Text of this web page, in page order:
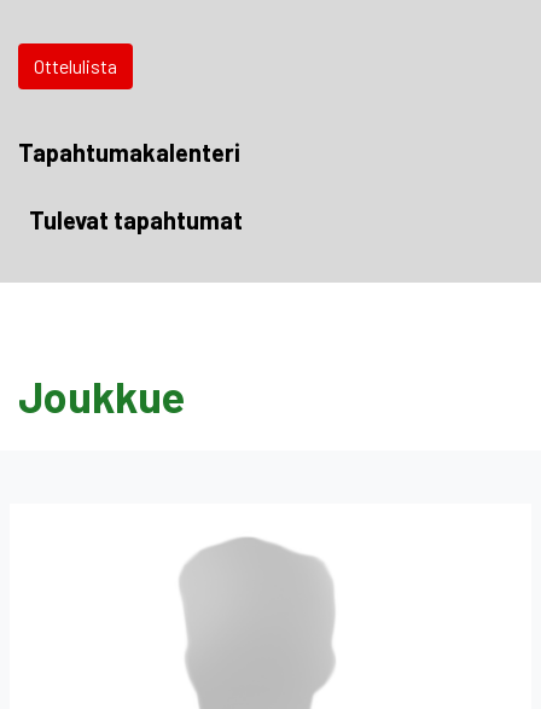
Ottelulista
Tapahtumakalenteri
Tulevat tapahtumat
Joukkue